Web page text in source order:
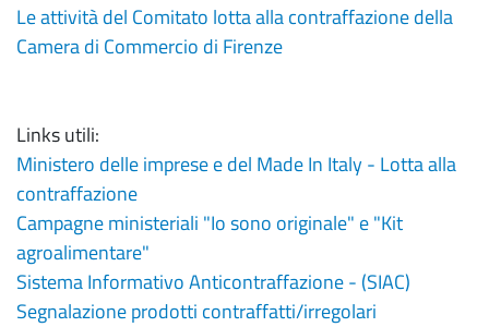
Le attività del Comitato lotta alla contraffazionedella
Camera di Commercio di Firenze
Links utili:
Ministero delle imprese e del Made In Italy - Lotta alla
contraffazione
Campagne ministeriali "Io sono originale" e "Kit
agroalimentare"
Sistema Informativo Anticontraffazione - (SIAC)
Segnalazione prodotti contraffatti/irregolari